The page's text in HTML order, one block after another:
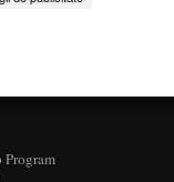
Program